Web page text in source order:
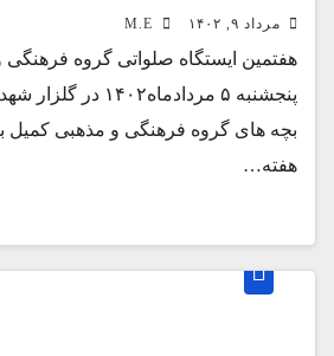
مرداد ۹, ۱۴۰۲
هفتمین ایستگاه صلواتی گروه
پنجشنبه ۵
بچه های گروه فرهنگی و مذهبی کمیل
هفته…